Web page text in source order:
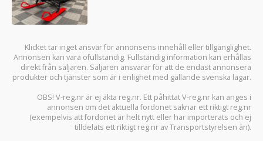
Klicket tar inget ansvar för annonsens innehåll eller tillgänglighet.
Annonsen kan vara ofullständig. Fullständig information kan erhållas
direkt från säljaren. Säljaren ansvarar för att de endast annonsera
produkter och tjänster som är i enlighet med gällande svenska lagar.
OBS! V-reg.nr är ej äkta reg.nr. Ett påhittat V-reg.nr kan anges i
annonsen om det aktuella fordonet saknar ett riktigt reg.nr
(exempelvis att fordonet är helt nytt eller har importerats och ej
tilldelats ett riktigt reg.nr av Transportstyrelsen än).